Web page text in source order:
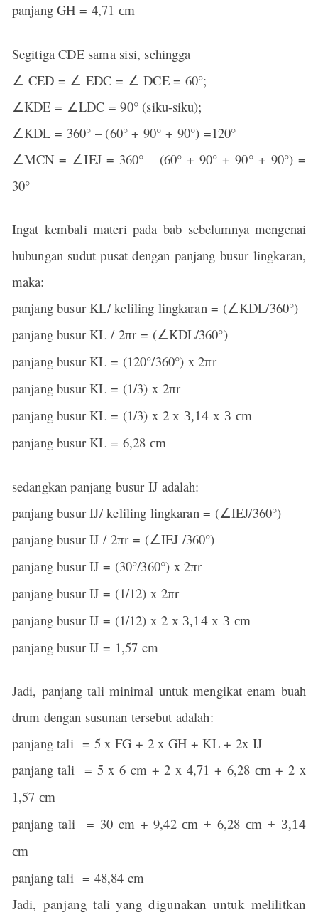
panjang GH = 4,71 cm
Segitiga CDE sama sisi, sehingga
∠ CED = ∠ EDC = ∠ DCE = 60°;
∠KDE = ∠LDC = 90° (siku-siku);
∠KDL = 360° – (60° + 90° + 90°) =120°
∠MCN = ∠IEJ = 360° – (60° + 90° + 90° + 90°) =
30°
Ingat kembali materi pada bab sebelumnya mengenai
hubungan sudut pusat dengan panjang busur lingkaran,
maka:
panjang busur KL/ keliling lingkaran = (∠KDL/360°)
panjang busur KL / 2πr = (∠KDL/360°)
panjang busur KL = (120°/360°) x 2πr
panjang busur KL = (1/3) x 2πr
panjang busur KL = (1/3) x 2x 3,14 x 3 cm
panjang busur KL = 6,28 cm
sedangkan panjang busur IJ adalah:
panjang busur IJ/ keliling lingkaran = (∠IEJ/360°)
panjang busur IJ / 2πr = (∠IEJ /360°)
panjang busur IJ = (30°/360°) x 2πr
panjang busur IJ = (1/12) x 2πr
panjang busur IJ = (1/12) x 2 x 3,14 x 3 cm
panjang busur IJ = 1,57 cm
Jadi, panjang tali minimal untuk mengikat enam buah
drum dengan susunan tersebut adalah:
panjang tali = 5 x FG + 2 x GH + KL + 2x IJ
panjang tali = 5 x 6 cm + 2 x 4,71 + 6,28 cm + 2 x
1,57 cm
panjang tali = 30 cm + 9,42cm + 6,28 cm + 3,14
cm
panjang tali = 48,84 cm
Jadi,panjang tali yang digunakan untuk melilitkan